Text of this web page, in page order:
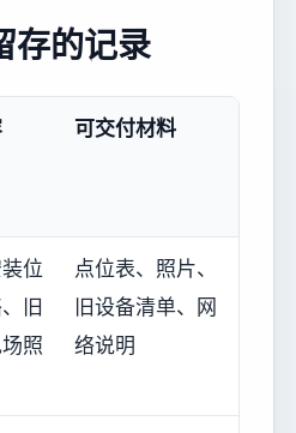
存的记录
可交付材料
位
旧
照
点位表、照片、
旧设备清单、网
络说明